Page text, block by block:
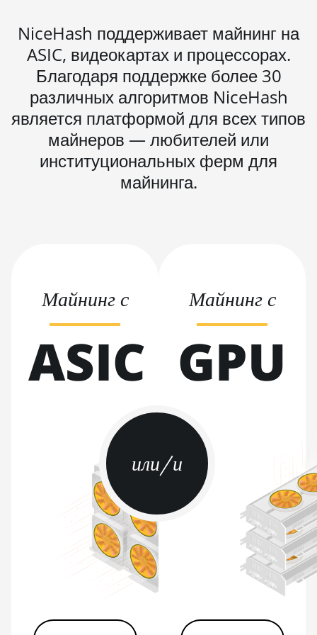
BITMAIN AntMiner S19j Pro
(104Th)
BITMAIN AntMiner S19j Pro+
(120Th)
BITMAIN AntMiner S19j
Pro++ (125Th)
BITMAIN AntMiner S21
(200Th)
BITMAIN AntMiner S21 Hyd.
BITMAIN AntMiner S21 XP
BITMAIN AntMiner S21 XP
Hyd (473Th)
BITMAIN AntMiner S21 XP
BITMAIN AntMiner S21 XP+
Hyd (500Th)
BITMAIN AntMiner S21+
BITMAIN AntMiner S21+ Hyd
(319Th)
BITMAIN AntMiner S21e XP
Hyd (430Th)
BITMAIN AntMiner S21e XP
BITMAIN AntMiner S21j XP
NiceHash поддерживает майнинг на
ASIC, видеокартах и процессорах.
Благодаря поддержке более 30
различных алгоритмов NiceHash
является платформой для всех типов
майнеров — любителей или
институциональных ферм для
майнинга.
или/и
Майнинг с
ASIC
Майнинг с
GPU